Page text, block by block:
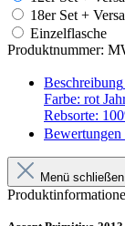
18er Set +
Einzelflasche
Produktnummer:
Beschreibung
Farbe: rot
Rebsorte:
Bewertungen
Menü schließen